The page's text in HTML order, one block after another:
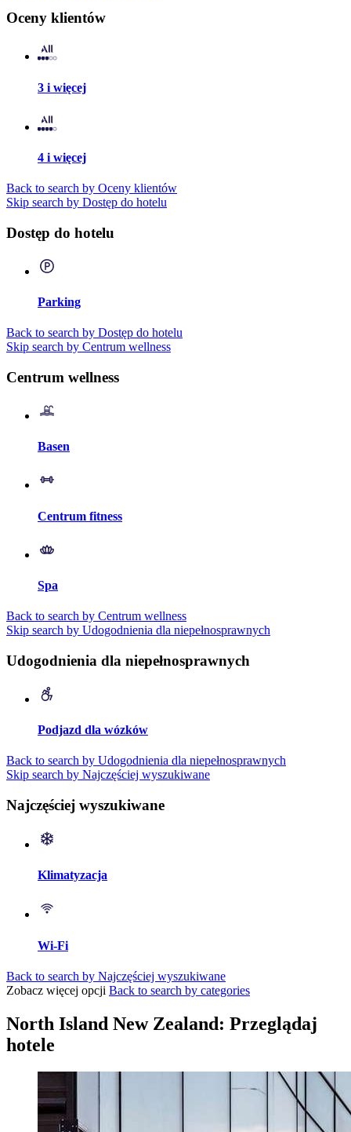
Oceny klientów
3 i więcej
4 i więcej
Back to search by Oceny klientów
Skip search by Dostęp do hotelu
Dostęp do hotelu
Parking
Back to search by Dostęp do hotelu
Skip search by Centrum wellness
Centrum wellness
Basen
Centrum fitness
Spa
Back to search by Centrum wellness
Skip search by Udogodnienia dla niepełnosprawnych
Udogodnienia dla niepełnosprawnych
Podjazd dla wózków
Back to search by Udogodnienia dla niepełnosprawnych
Skip search by Najczęściej wyszukiwane
Najczęściej wyszukiwane
Klimatyzacja
Wi-Fi
Back to search by Najczęściej wyszukiwane
Zobacz więcej opcji Back to search by categories
North Island New Zealand: Przeglądaj
hotele